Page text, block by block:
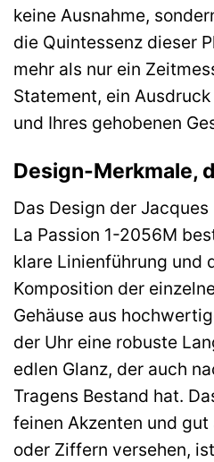
keine Ausnahme,
die Quintessenz dieser
mehr als nur ein
Statement, ein
und Ihres gehobenen
Design-Merkmale,
Das Design der
La Passion 1-2056M
klare Linienführung und
Komposition der
Gehäuse aus
der Uhr eine robuste
edlen Glanz, der auch
Tragens Bestand hat.
feinen Akzenten und
oder Ziffern versehen,